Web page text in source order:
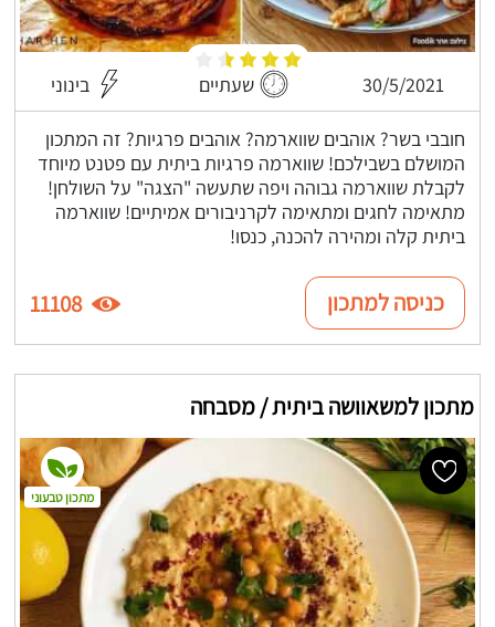
30/5/2021 שעתיים בינוני
חובבי בשר? אוהבים שווארמה? אוהבים פרגיות? זה המתכון
המושלם בשבילכם! שווארמה פרגיות ביתית עם פטנט מיוחד
לקבלת שווארמה גבוהה ויפה שתעשה "הצגה" על השולחן!
מתאימה לחגים ומתאימה לקרניבורים אמיתיים! שווארמה
ביתית קלה ומהירה להכנה, כנסו!
כניסה למתכון 11108
מתכון למשאוושה ביתית / מסבחה
מתכון טבעוני